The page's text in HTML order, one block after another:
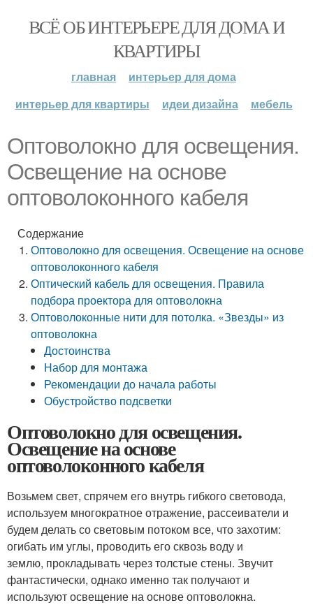
ВСЁ ОБ ИНТЕРЬЕРЕ ДЛЯ ДОМА И
КВАРТИРЫ
главная
интерьер для дома
интерьер для квартиры
идеи дизайна мебель
Оптоволокно для освещения.
Освещение на основе
оптоволоконного кабеля
Содержание
Оптоволокно для освещения. Освещение на основе
оптоволоконного кабеля
Оптический кабель для освещения. Правила
подбора проектора для оптоволокна
Оптоволоконные нити для потолка. «Звезды» из
оптоволокна
Достоинства
Набор для монтажа
Рекомендации до начала работы
Обустройство подсветки
Оптоволокно для освещения.
Освещение на основе
оптоволоконного кабеля
Возьмем свет, спрячем его внутрь гибкого световода,
используем многократное отражение, рассеиватели и
будем делать со световым потоком все, что захотим:
огибать им углы, проводить его сквозь воду и
землю, прокладывать через толстые стены. Звучит
фантастически, однако именно так получают и
используют освещение на основе оптоволокна.